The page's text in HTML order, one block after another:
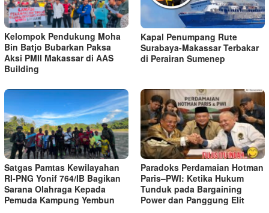
Kelompok Pendukung Moha
Bin Batjo Bubarkan Paksa
Aksi PMII Makassar di AAS
Building
Kapal Penumpang Rute
Surabaya-Makassar Terbakar
di Perairan Sumenep
Satgas Pamtas Kewilayahan
RI-PNG Yonif 764/IB Bagikan
Sarana Olahraga Kepada
Pemuda Kampung Yembun
Paradoks Perdamaian Hotman
Paris–PWI: Ketika Hukum
Tunduk pada Bargaining
Power dan Panggung Elit